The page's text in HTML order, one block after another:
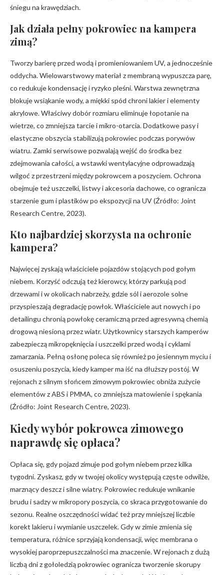
śniegu na krawędziach.
Jak działa pełny pokrowiec na kampera
zimą?
Tworzy barierę przed wodą i promieniowaniem UV, a jednocześnie
oddycha. Wielowarstwowy materiał z membraną wypuszcza parę,
co redukuje kondensację i ryzyko pleśni. Warstwa zewnętrzna
blokuje wsiąkanie wody, a miękki spód chroni lakier i elementy
akrylowe. Właściwy dobór rozmiaru eliminuje łopotanie na
wietrze, co zmniejsza tarcie i mikro-otarcia. Dodatkowe pasy i
elastyczne obszycia stabilizują pokrowiec podczas porywów
wiatru. Zamki serwisowe pozwalają wejść do środka bez
zdejmowania całości, a wstawki wentylacyjne odprowadzają
wilgoć z przestrzeni między pokrowcem a poszyciem. Ochrona
obejmuje też uszczelki, listwy i akcesoria dachowe, co ogranicza
starzenie gum i plastików po ekspozycji na UV (Źródło: Joint
Research Centre, 2023).
Kto najbardziej skorzysta na ochronie
kampera?
Najwięcej zyskają właściciele pojazdów stojących pod gołym
niebem. Korzyść odczują też kierowcy, którzy parkują pod
drzewami i w okolicach nabrzeży, gdzie sól i aerozole solne
przyspieszają degradację powłok. Właściciele aut nowych i po
detailingu chronią powłokę ceramiczną przed agresywną chemią
drogową niesioną przez wiatr. Użytkownicy starszych kamperów
zabezpieczą mikropęknięcia i uszczelki przed wodą i cyklami
zamarzania. Pełną osłonę poleca się również po jesiennym myciu i
osuszeniu poszycia, kiedy kamper ma iść na dłuższy postój. W
rejonach z silnym słońcem zimowym pokrowiec obniża zużycie
elementów z ABS i PMMA, co zmniejsza matowienie i spękania
(Źródło: Joint Research Centre, 2023).
Kiedy wybór pokrowca zimowego
naprawdę się opłaca?
Opłaca się, gdy pojazd zimuje pod gołym niebem przez kilka
tygodni. Zyskasz, gdy w twojej okolicy występują częste odwilże,
marznący deszcz i silne wiatry. Pokrowiec redukuje wnikanie
brudu i sadzy w mikropory poszycia, co skraca przygotowanie do
sezonu. Realne oszczędności widać też przy mniejszej liczbie
korekt lakieru i wymianie uszczelek. Gdy w zimie zmienia się
temperatura, różnice sprzyjają kondensacji, więc membrana o
wysokiej paroprzepuszczalności ma znaczenie. W rejonach z dużą
liczbą dni z gołoledzią pokrowiec ogranicza tworzenie skorupy